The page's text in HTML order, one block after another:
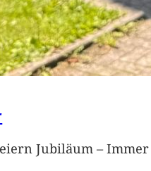
Jubiläum –